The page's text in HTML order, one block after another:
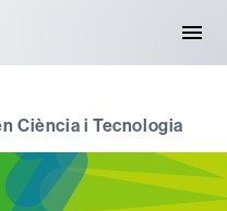
Ciència i Tecnologia